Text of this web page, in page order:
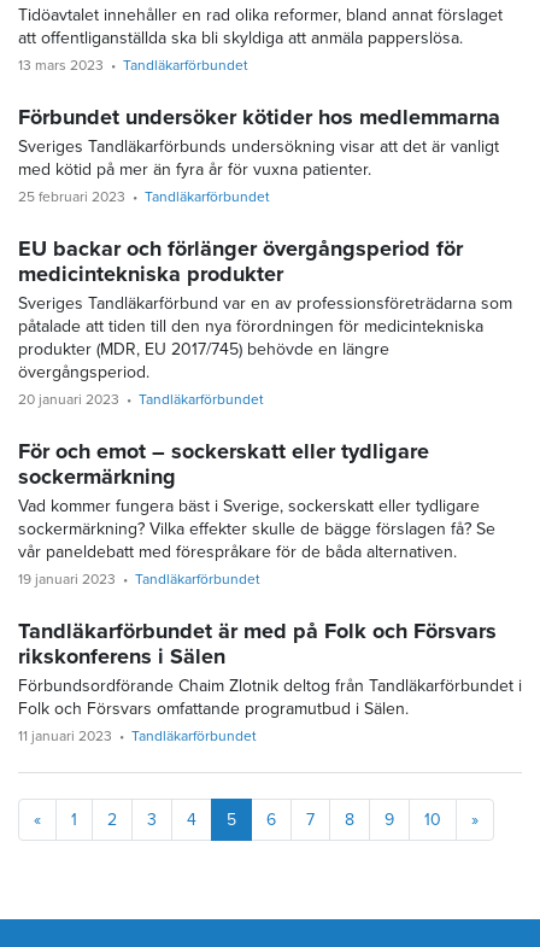
Tidöavtalet innehåller en rad olika reformer, bland annat förslaget
att offentlig­anställda ska bli skyldiga att anmäla pappers­lösa.
13 mars 2023 Tandläkarförbundet
Förbundet undersöker kötider hos medlemmarna
Sveriges Tandläkarförbunds undersökning visar att det är vanligt
med kötid på mer än fyra år för vuxna patienter.
25 februari 2023 Tandläkarförbundet
EU backar och förlänger övergångsperiod för
medicintekniska produkter
Sveriges Tandläkarförbund var en av professionsföreträdarna som
påtalade att tiden till den nya förordningen för medicintekniska
produkter (MDR, EU 2017/745) behövde en längre
övergångsperiod.
20 januari 2023 Tandläkarförbundet
För och emot – sockerskatt eller tydligare
sockermärkning
Vad kommer fungera bäst i Sverige, sockerskatt eller tydligare
sockermärkning? Vilka effekter skulle de bägge förslagen få? Se
vår paneldebatt med förespråkare för de båda alternativen.
19 januari 2023 Tandläkarförbundet
Tandläkarförbundet är med på Folk och Försvars
rikskonferens i Sälen
Förbundsordförande Chaim Zlotnik deltog från Tandläkarförbundet i
Folk och Försvars omfattande programutbud i Sälen.
11 januari 2023 Tandläkarförbundet
«Föregående
1 2 3 4 5 6 7 8 9 10 »Nästa